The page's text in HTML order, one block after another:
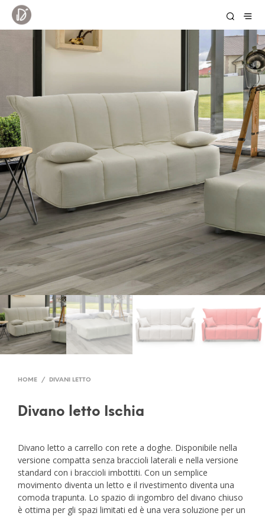
HOME / DIVANI LETTO
Divano letto Ischia
Divano letto a carrello con rete a doghe. Disponibile nella
versione compatta senza braccioli laterali e nella versione
standard con i braccioli imbottiti. Con un semplice
movimento diventa un letto e il rivestimento diventa una
comoda trapunta. Lo spazio di ingombro del divano chiuso
è ottima per gli spazi limitati ed è una vera soluzione per un